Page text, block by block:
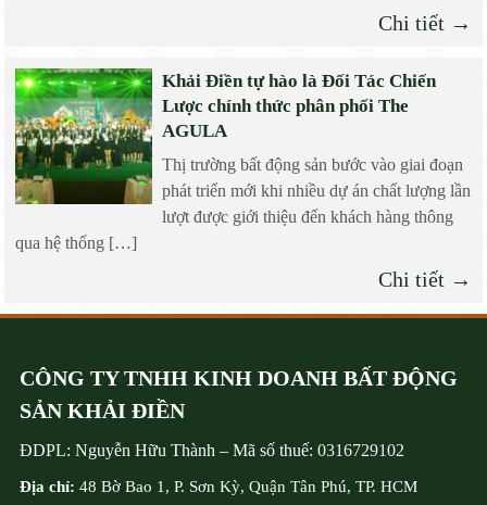
Chi tiết →
Khải Điền tự hào là Đối Tác Chiến
Lược chính thức phân phối The
AGULA
Thị trường bất động sản bước vào giai đoạn
phát triển mới khi nhiều dự án chất lượng lần
lượt được giới thiệu đến khách hàng thông
qua hệ thống […]
Chi tiết →
CÔNG TY TNHH KINH DOANH BẤT ĐỘNG
SẢN KHẢI ĐIỀN
ĐDPL: Nguyễn Hữu Thành – Mã số thuế: 0316729102
Địa chỉ: 48 Bờ Bao 1, P. Sơn Kỳ, Quận Tân Phú, TP. HCM